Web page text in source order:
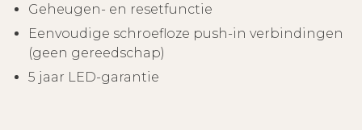
Geheugen- en resetfunctie
Eenvoudige schroefloze push-in verbindingen
(geen gereedschap)
5 jaar LED-garantie